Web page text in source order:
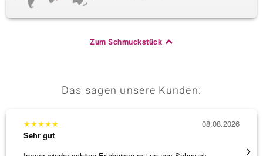
Zum Schmuckstück
Das sagen unsere Kunden:
★★★★★
Sehr gut
08.08.2026